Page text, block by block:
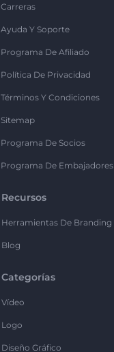
Carreras
Ayuda Y Soporte
Programa De Afiliado
Política De Privacidad
Términos Y Condiciones
Sitemap
Programa De Socios
Programa De Embajadores
Recursos
Herramientas De Branding
Blog
Categorías
Vídeo
Logo
Diseño Gráfico